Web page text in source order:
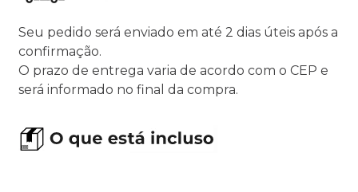
Seu pedido será enviado em até 2 dias úteis após a
confirmação.
O prazo de entrega varia de acordo com o CEP e
será informado no final da compra.